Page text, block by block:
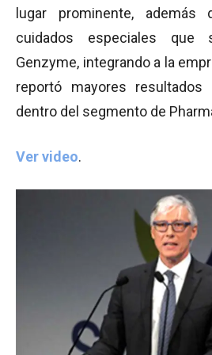
lugar prominente,
cuidados especiales que
Genzyme, integrando a la
reportó mayores
dentro del segmento de
Ver video.